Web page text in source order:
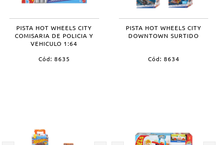
PISTA HOT WHEELS CITY
COMISARIA DE POLICIA Y
VEHICULO 1:64
Cód: 8635
PISTA HOT WHEELS CITY
DOWNTOWN SURTIDO
Cód: 8634